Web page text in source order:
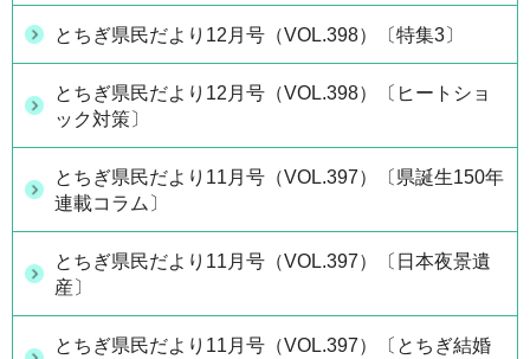
とちぎ県民だより12月号（VOL.398）〔特集3〕
とちぎ県民だより12月号（VOL.398）〔ヒートショ
ック対策〕
とちぎ県民だより11月号（VOL.397）〔県誕生150年
連載コラム〕
とちぎ県民だより11月号（VOL.397）〔日本夜景遺
産〕
とちぎ県民だより11月号（VOL.397）〔とちぎ結婚